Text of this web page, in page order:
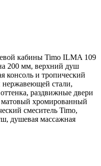
кабины Timo ILMA 109
200 мм, верхний душ
консоль и тропический
стали,
раздвижные двери
хромированный
смеситель Timo,
душевая массажная